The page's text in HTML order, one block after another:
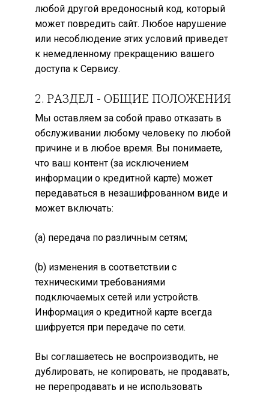
любой другой вредоносный код, который
может повредить сайт. Любое нарушение
или несоблюдение этих условий приведет
к немедленному прекращению вашего
доступа к Сервису.
2. РАЗДЕЛ - ОБЩИЕ ПОЛОЖЕНИЯ
Мы оставляем за собой право отказать в
обслуживании любому человеку по любой
причине и в любое время. Вы понимаете,
что ваш контент (за исключением
информации о кредитной карте) может
передаваться в незашифрованном виде и
может включать:
(a) передача по различным сетям;
(b) изменения в соответствии с
техническими требованиями
подключаемых сетей или устройств.
Информация о кредитной карте всегда
шифруется при передаче по сети.
Вы соглашаетесь не воспроизводить, не
дублировать, не копировать, не продавать,
не перепродавать и не использовать